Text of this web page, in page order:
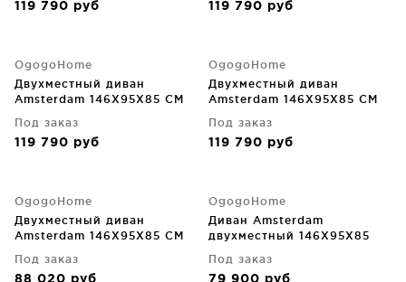
119 790 руб 119 790 руб
OgogoHome
Двухместный диван
Amsterdam 146X95X85 CM
Под заказ
119 790 руб
OgogoHome
Двухместный диван
Amsterdam 146X95X85 CM
Под заказ
119 790 руб
OgogoHome
Двухместный диван
Amsterdam 146X95X85 CM
Под заказ
88 020 руб
OgogoHome
Диван Amsterdam
двухместный 146X95X85
Под заказ
79 900 руб